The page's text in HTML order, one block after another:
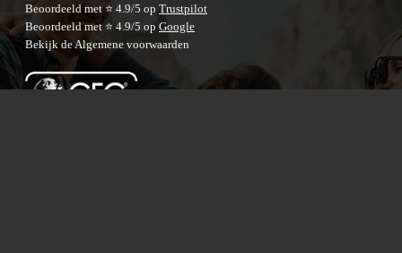
Beoordeeld met ⭐ 4.9/5 op Trustpilot
Beoordeeld met ⭐ 4.9/5 op Google
Bekijk de Algemene voorwaarden